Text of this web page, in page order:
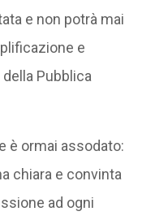
e non potrà mai
e
Pubblica
è ormai assodato:
chiara e convinta
ad ogni